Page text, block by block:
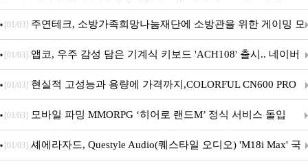
픈
[01/03] 주연테크, 소방가족희망나눔재단에 소방관을 위한 게이밍 모
니터·스마트 펫 침대 기부
[01/03] 앱코, 우주 감성 담은 기계식 키보드 'ACH108' 출시.. 네이버
브랜드데이 기획전 진행
[01/03] 현실적 고성능과 용량에 가격까지,COLORFUL CN600 PRO
M.2 NVMe 디앤디컴 1TB
[01/03] 모바일 파밍 MMORPG ‘히어로 랜드M’ 정식 서비스 돌입
[01/03] 셰에라자드, Questyle Audio(퀘스타일 오디오) 'M18i Max' 국